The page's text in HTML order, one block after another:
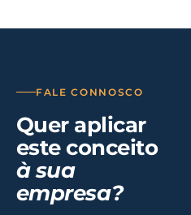
FALE CONNOSCO
Quer aplicar
este conceito
à sua
empresa?